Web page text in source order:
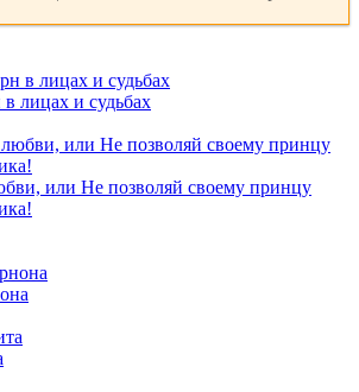
лицах и судьбах
или Не позволяй своему принцу